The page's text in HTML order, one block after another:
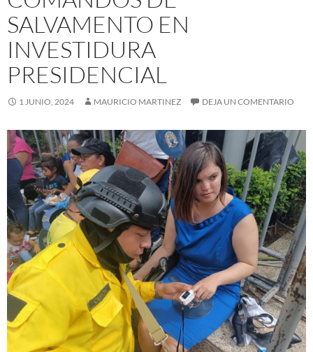
SALVAMENTO EN
INVESTIDURA
PRESIDENCIAL
1 JUNIO, 2024 MAURICIO MARTINEZ DEJA UN COMENTARIO